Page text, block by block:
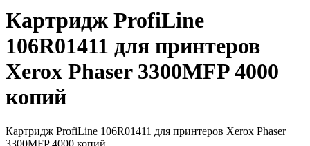
Картридж ProfiLine
106R01411 для принтеров
Xerox Phaser 3300MFP 4000
копий
Картридж ProfiLine 106R01411 для принтеров Xerox Phaser
3300MFP 4000 копий